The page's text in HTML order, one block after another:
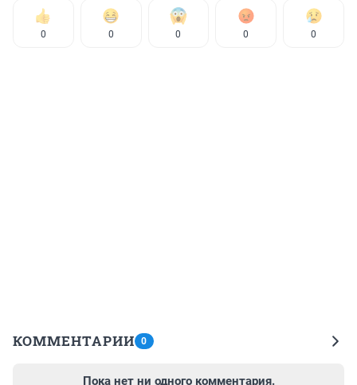
0 0 0 0 0
КОММЕНТАРИИ 0
Пока нет ни одного комментария.